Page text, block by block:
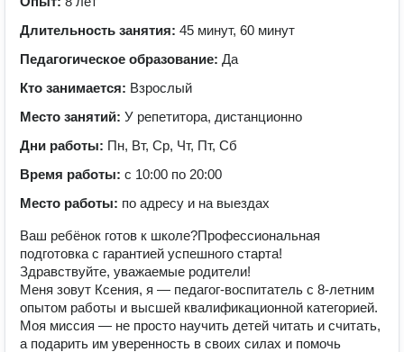
Длительность занятия: 45 минут, 60 минут
Педагогическое образование: Да
Кто занимается: Взрослый
Место занятий: У репетитора, дистанционно
Дни работы: Пн, Вт, Ср, Чт, Пт, Сб
Время работы: с 10:00 по 20:00
Место работы: по адресу и на выездах
Ваш ребёнок готов к школе?Профессиональная
подготовка с гарантией успешного старта!
Здравствуйте, уважаемые родители!
Меня зовут Ксения, я — педагог-воспитатель с 8-летним
опытом работы и высшей квалификационной категорией.
Моя миссия — не просто научить детей читать и считать,
а подарить им уверенность в своих силах и помочь